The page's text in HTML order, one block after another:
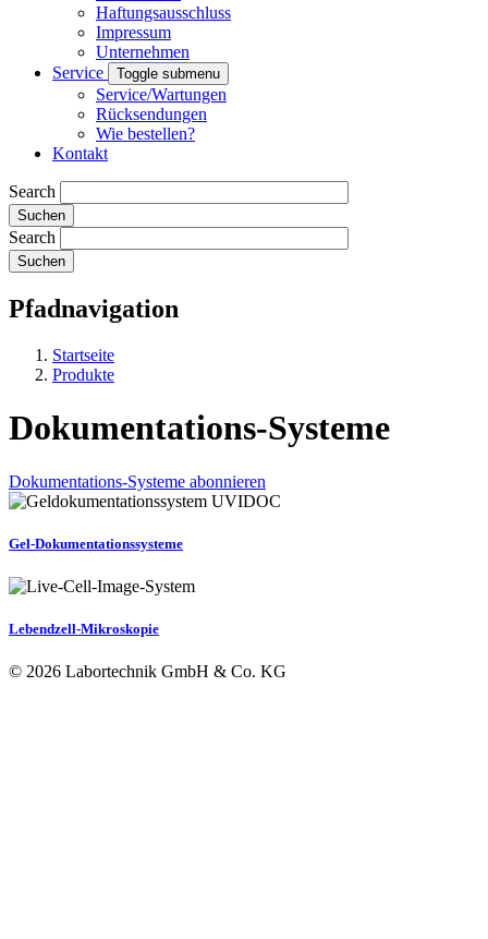
Haftungsausschluss
Impressum
Unternehmen
Service
Toggle submenu
Service/Wartungen
Rücksendungen
Wie bestellen?
Kontakt
Search
Search
Pfadnavigation
Startseite
Produkte
Dokumentations-Systeme
Dokumentations-Systeme abonnieren
Gel-Dokumentationssysteme
Lebendzell-Mikroskopie
© 2026 Labortechnik GmbH & Co. KG